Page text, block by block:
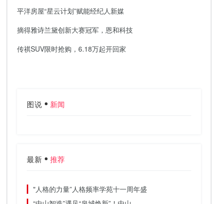
平洋房屋“星云计划”赋能经纪人新媒
摘得雅诗兰黛创新大赛冠军，恩和科技
传祺SUV限时抢购，6.18万起开回家
图说 新闻
最新 推荐
"人格的力量”人格频率学苑十一周年盛